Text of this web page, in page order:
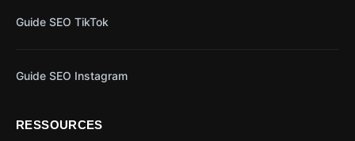
Guide SEO TikTok
Guide SEO Instagram
RESSOURCES